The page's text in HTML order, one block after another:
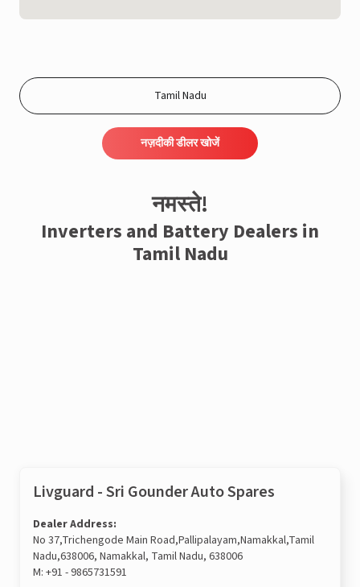
नज़दीकी डीलर खोजें
नमस्ते!
Inverters and Battery Dealers in
Tamil Nadu
Livguard - Sri Gounder Auto Spares
Dealer Address:
No 37,Trichengode Main Road,Pallipalayam,Namakkal,Tamil
Nadu,638006, Namakkal, Tamil Nadu, 638006
M: +91 - 9865731591